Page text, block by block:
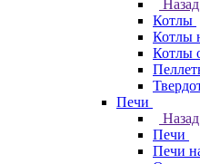
Назад
Котлы
Котлы
Котлы
Печи
Назад
Печи
Печи